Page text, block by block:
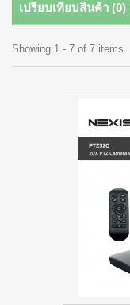
เปรียบเทียบสินค้า (0)
Showing 1 - 7 of 7 items